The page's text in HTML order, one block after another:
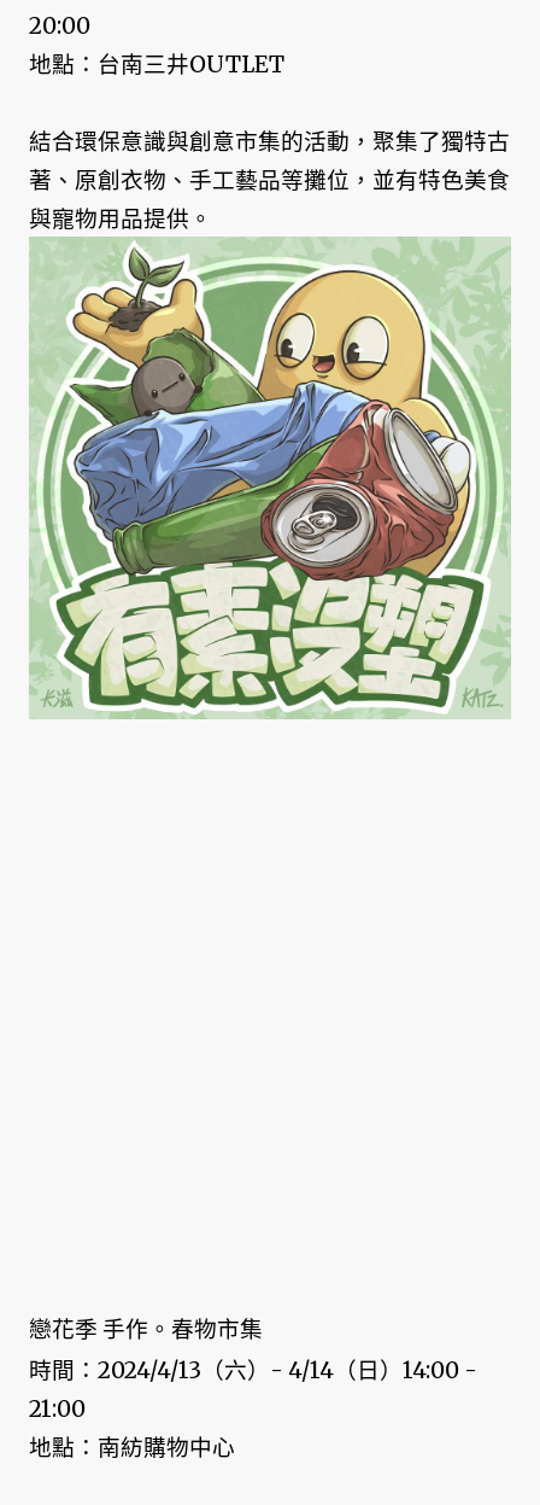
20:00
地點：台南三井OUTLET
結合環保意識與創意市集的活動，聚集了獨特古
著、原創衣物、手工藝品等攤位，並有特色美食
與寵物用品提供。
戀花季 手作。春物市集
時間：2024/4/13（六）- 4/14（日）14:00 -
21:00
地點：南紡購物中心